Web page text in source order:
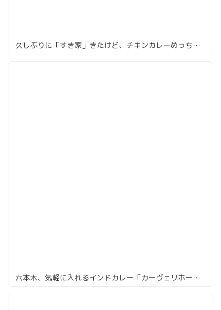
久しぶりに「すき家」きたけど、チキンカレーめっちゃおいしい
六本木、気軽に入れるインドカレー「カーヴェリホームキッチン」